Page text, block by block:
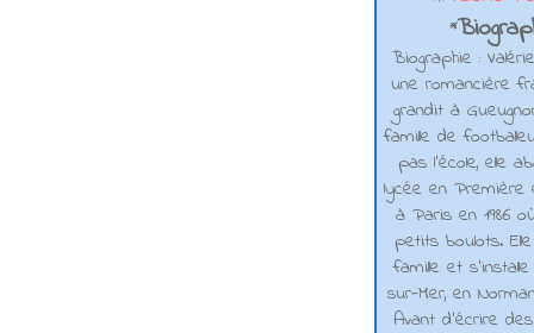
*
Biographie :
une romancière
grandit à
famille de
pas l'école, elle
lycée en
à Paris en 1986
petits boulots.
famille et
sur-Mer, en
Avant d’écrire